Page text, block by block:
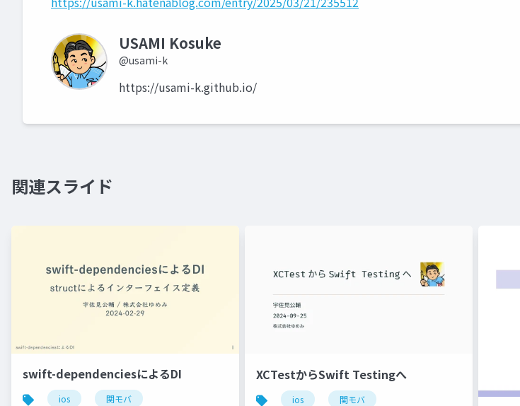
USAMI Kosuke
@usami-k
https://usami-k.github.io/
関連スライド
swift-dependenciesによるDI
ios 関モバ
XCTestからSwift Testingへ
ios 関モバ